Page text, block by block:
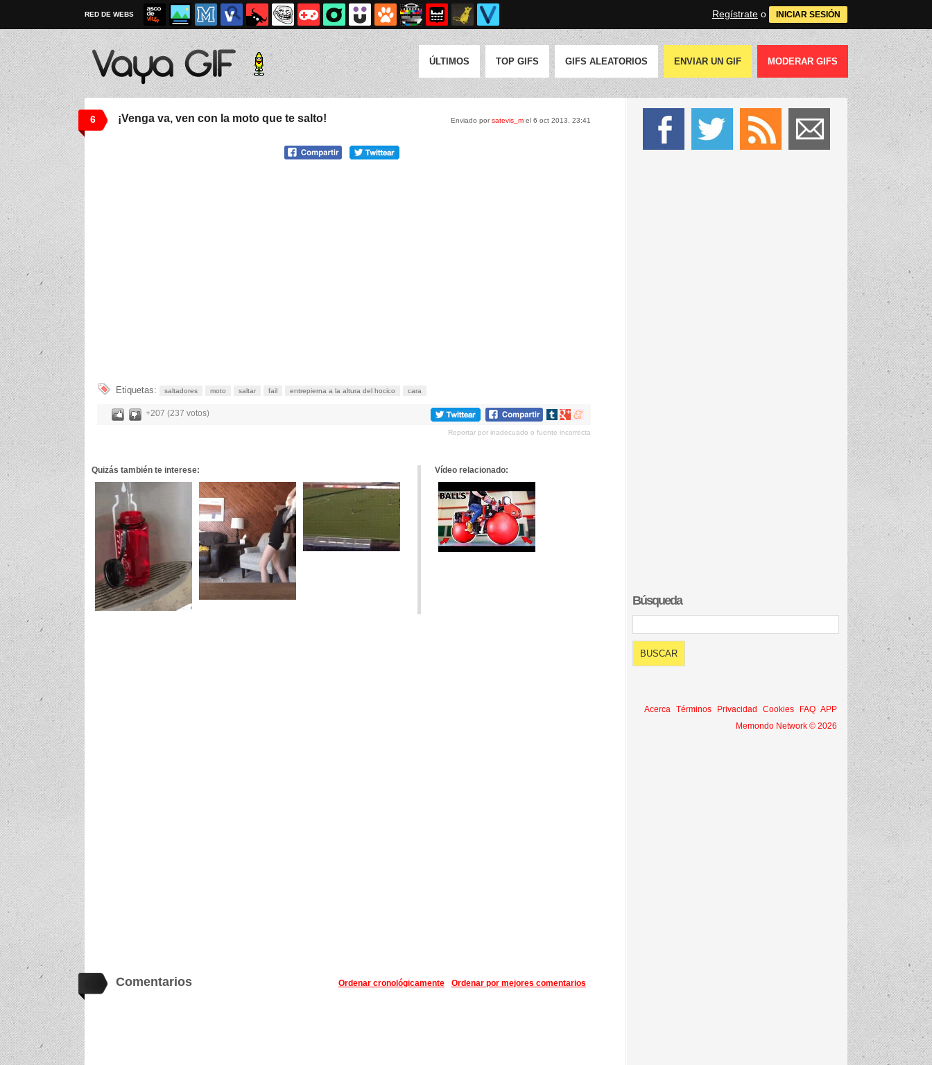
RED DE WEBS Regístrate o INICIAR SESIÓN
ÚLTIMOS TOP GIFS GIFS ALEATORIOS ENVIAR UN GIF MODERAR GIFS
6 Enviado porsatevis_m el 6 oct 2013, 23:41
¡Venga va, ven con la moto que te salto!
Etiquetas: saltadores moto saltar fail entrepierna a la altura del hocico cara
+207 (237 votos)
Compartir
tumblr
Compartir
Google+
Compartir
meneame
Reportar por inadecuado o fuente incorrecta
Quizás también te interese: Vídeo relacionado:
Comentarios Ordenar por mejores comentarios
Ordenar cronológicamente
Búsqueda
Acerca Términos Privacidad Cookies FAQ APP
Memondo Network © 2026